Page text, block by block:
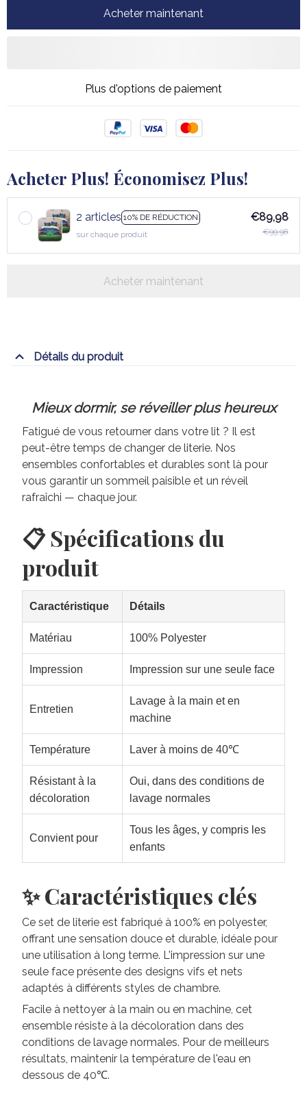
Acheter maintenant
Plus d'options de paiement
Acheter Plus! Économisez Plus!
2 articles 10% DE RÉDUCTION
sur chaque produit
€89,98
€99,98
Acheter maintenant
Détails du produit
Mieux dormir, se réveiller plus heureux
Fatigué de vous retourner dans votre lit ? Il est
peut-être temps de changer de literie. Nos
ensembles confortables et durables sont là pour
vous garantir un sommeil paisible et un réveil
rafraîchi — chaque jour.
📋 Spécifications du
produit
Caractéristique Détails
Matériau 100% Polyester
Impression Impression sur une seule face
Entretien
Lavage à la main et en
machine
Température Laver à moins de 40℃
Résistant à la
décoloration
Oui, dans des conditions de
lavage normales
Convient pour
Tous les âges, y compris les
enfants
✨ Caractéristiques clés
Ce set de literie est fabriqué à 100% en polyester,
offrant une sensation douce et durable, idéale pour
une utilisation à long terme. L'impression sur une
seule face présente des designs vifs et nets
adaptés à différents styles de chambre.
Facile à nettoyer à la main ou en machine, cet
ensemble résiste à la décoloration dans des
conditions de lavage normales. Pour de meilleurs
résultats, maintenir la température de l'eau en
dessous de 40℃.